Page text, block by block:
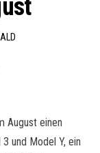
August einen
und Model Y, ein